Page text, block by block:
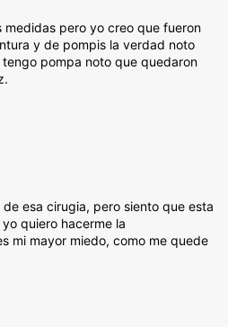
medidas pero yo creo que fueron
y de pompis la verdad noto
pompa noto que quedaron
esa cirugia, pero siento que esta
quiero hacerme la
mi mayor miedo, como me quede